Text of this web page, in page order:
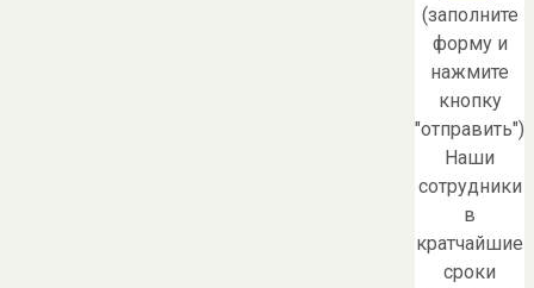
(заполните
форму и
нажмите
кнопку
"отправить")
Наши
сотрудники
в
кратчайшие
сроки